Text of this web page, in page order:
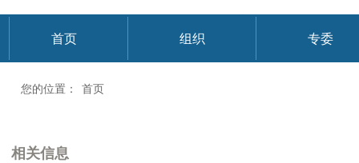
首页 组织 专委
您的位置： 首页
相关信息